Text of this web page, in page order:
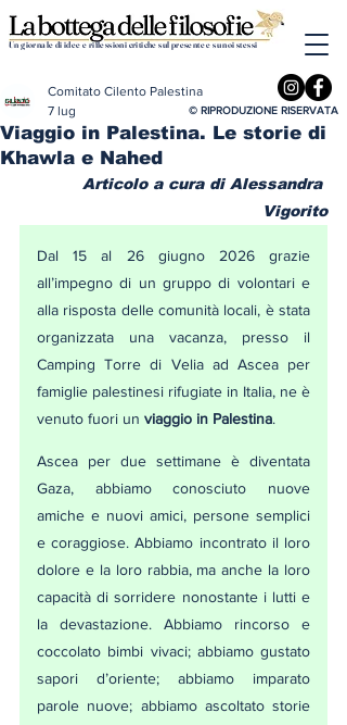
Un giornale di idee e riflessioni critiche sul presente e su noi stessi
Viaggio in Palestina. Le storie di
Khawla e Nahed
Comitato Cilento Palestina
7 lug
Articolo a cura di Alessandra
Vigorito
Dal 15 al 26 giugno 2026 grazie
all’impegno di un gruppo di volontari e
alla risposta delle comunità locali, è stata
organizzata una vacanza, presso il
Camping Torre di Velia ad Ascea per
famiglie palestinesi rifugiate in Italia, ne è
venuto fuori un viaggio in Palestina.
Ascea per due settimane è diventata
Gaza, abbiamo conosciuto nuove
amiche e nuovi amici, persone semplici
e coraggiose. Abbiamo incontrato il loro
dolore e la loro rabbia, ma anche la loro
capacità di sorridere nonostante i lutti e
la devastazione. Abbiamo rincorso e
coccolato bimbi vivaci; abbiamo gustato
sapori d’oriente; abbiamo imparato
parole nuove; abbiamo ascoltato storie
© RIPRODUZIONE RISERVATA